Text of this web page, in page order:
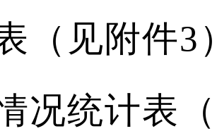
（见附件3
况统计表